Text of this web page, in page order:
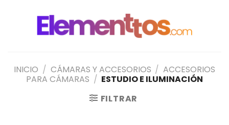
INICIO / CÁMARAS Y ACCESORIOS / ACCESORIOS
PARA CÁMARAS / ESTUDIO E ILUMINACIÓN
FILTRAR